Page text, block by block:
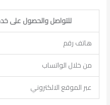
للتواصل والحصول على
هاتف رقم
من خلال الواتساب
عبر الموقع الالكتروني